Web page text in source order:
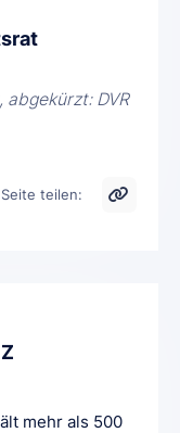
DVR
teilen:
mehr als 500